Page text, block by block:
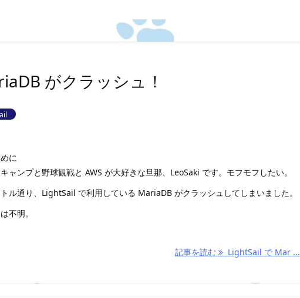
がクラッシュ！
に
ャンプと野球観戦と AWS が大好きな旦那、LeoSaki です。モフモフしたい。
ル通り、LightSail で利用している MariaDB がクラッシュしてしまいました。
不明。
記事を読む LightSail で Mar ...